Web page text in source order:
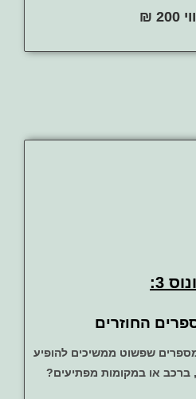
₪
3:
החוזרים
שפשוט ממשיכים להופיע
ברכב או במקומות מפתיעים?